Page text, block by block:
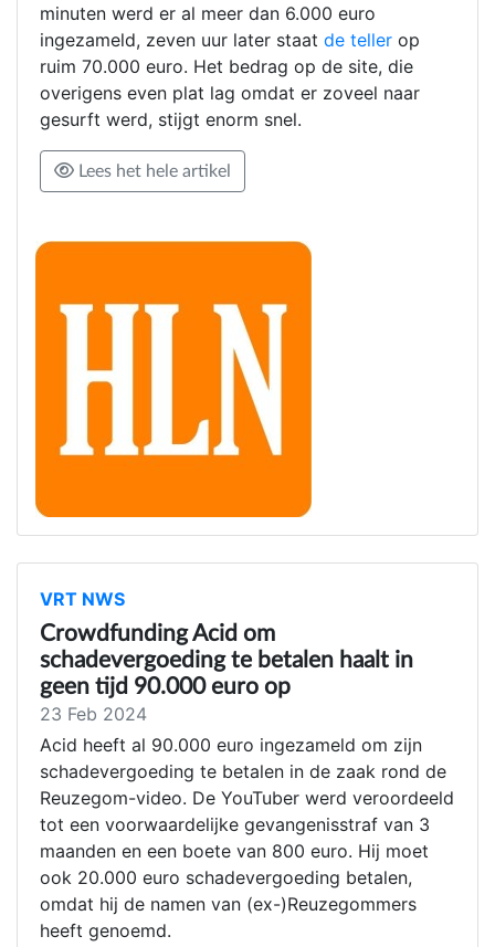
minuten werd er al meer dan 6.000 euro
ingezameld, zeven uur later staat de teller op
ruim 70.000 euro. Het bedrag op de site, die
overigens even plat lag omdat er zoveel naar
gesurft werd, stijgt enorm snel.
Lees het hele artikel
VRT NWS
Crowdfunding Acid om
schadevergoeding te betalen haalt in
geen tijd 90.000 euro op
23 Feb 2024
Acid heeft al 90.000 euro ingezameld om zijn
schadevergoeding te betalen in de zaak rond de
Reuzegom-video. De YouTuber werd veroordeeld
tot een voorwaardelijke gevangenisstraf van 3
maanden en een boete van 800 euro. Hij moet
ook 20.000 euro schadevergoeding betalen,
omdat hij de namen van (ex-)Reuzegommers
heeft genoemd.